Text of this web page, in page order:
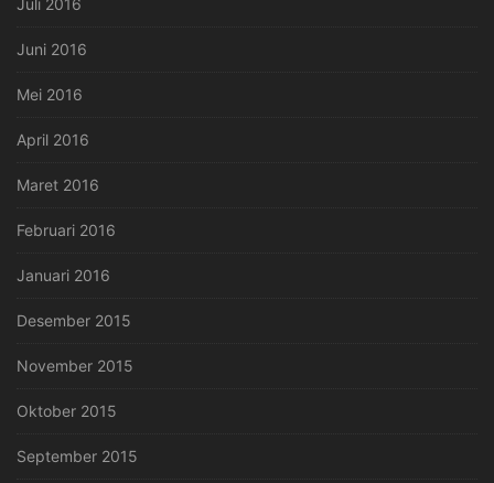
Juli 2016
Juni 2016
Mei 2016
April 2016
Maret 2016
Februari 2016
Januari 2016
Desember 2015
November 2015
Oktober 2015
September 2015